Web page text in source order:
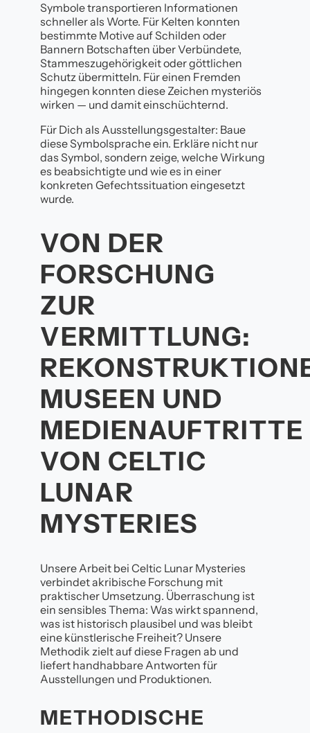
Symbole transportieren Informationen
schneller als Worte. Für Kelten konnten
bestimmte Motive auf Schilden oder
Bannern Botschaften über Verbündete,
Stammeszugehörigkeit oder göttlichen
Schutz übermitteln. Für einen Fremden
hingegen konnten diese Zeichen mysteriös
wirken — und damit einschüchternd.
Für Dich als Ausstellungsgestalter: Baue
diese Symbolsprache ein. Erkläre nicht nur
das Symbol, sondern zeige, welche Wirkung
es beabsichtigte und wie es in einer
konkreten Gefechtssituation eingesetzt
wurde.
VON DER
FORSCHUNG
ZUR
VERMITTLUNG:
MUSEEN UND
MEDIENAUFTRITTE
VON CELTIC
LUNAR
MYSTERIES
Unsere Arbeit bei Celtic Lunar Mysteries
verbindet akribische Forschung mit
praktischer Umsetzung. Überraschung ist
ein sensibles Thema: Was wirkt spannend,
was ist historisch plausibel und was bleibt
eine künstlerische Freiheit? Unsere
Methodik zielt auf diese Fragen ab und
liefert handhabbare Antworten für
Ausstellungen und Produktionen.
METHODISCHE